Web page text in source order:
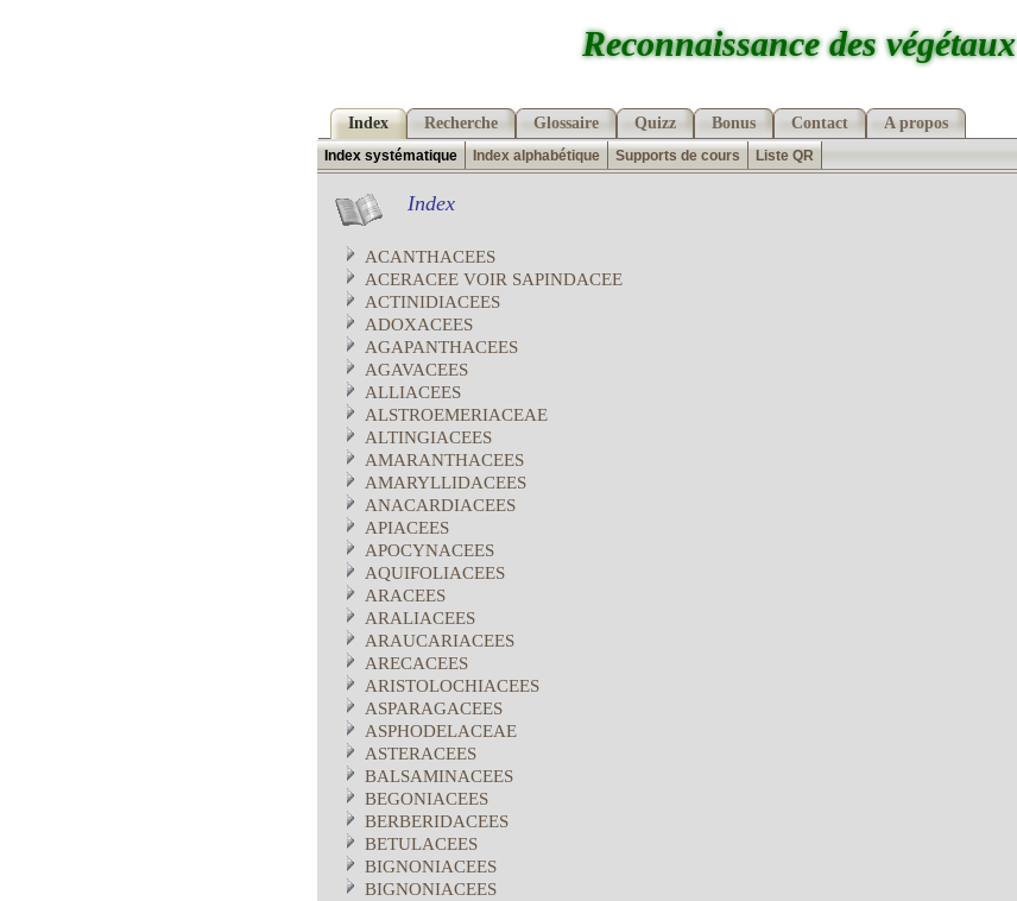
Reconnaissance des végétaux
Index Recherche Glossaire Quizz Bonus Contact A propos
Index systématique Index alphabétique Supports de cours Liste QR
Index
ACANTHACEES
ACERACEE VOIR SAPINDACEE
ACTINIDIACEES
ADOXACEES
AGAPANTHACEES
AGAVACEES
ALLIACEES
ALSTROEMERIACEAE
ALTINGIACEES
AMARANTHACEES
AMARYLLIDACEES
ANACARDIACEES
APIACEES
APOCYNACEES
AQUIFOLIACEES
ARACEES
ARALIACEES
ARAUCARIACEES
ARECACEES
ARISTOLOCHIACEES
ASPARAGACEES
ASPHODELACEAE
ASTERACEES
BALSAMINACEES
BEGONIACEES
BERBERIDACEES
BETULACEES
BIGNONIACEES
BIGNONIACEES